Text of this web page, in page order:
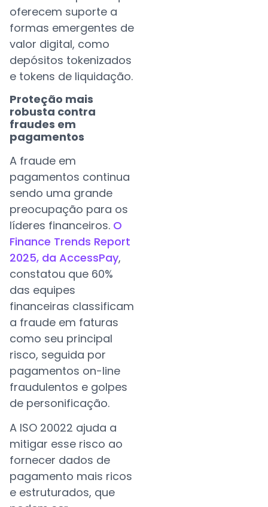
oferecem suporte a
formas emergentes de
valor digital, como
depósitos tokenizados
e tokens de liquidação.
Proteção mais
robusta contra
fraudes em
pagamentos
A fraude em
pagamentos continua
sendo uma grande
preocupação para os
líderes financeiros. O
Finance Trends Report
2025, da AccessPay,
constatou que 60%
das equipes
financeiras classificam
a fraude em faturas
como seu principal
risco, seguida por
pagamentos on-line
fraudulentos e golpes
de personificação.
A ISO 20022 ajuda a
mitigar esse risco ao
fornecer dados de
pagamento mais ricos
e estruturados, que